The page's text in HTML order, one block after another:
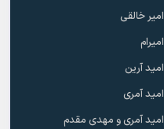
امیر خالقى
امیرام
امید آرین
امید آمری
امید آمری و مهدی مقدم